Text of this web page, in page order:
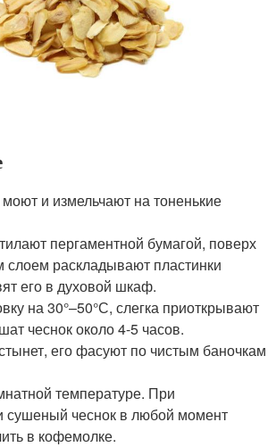
моют и измельчают на тоненькие
пергаментной бумагой, поверх
слоем раскладывают пластинки
его в духовой шкаф.
на 30°–50°С, слегка приоткрывают
чеснок около 4-5 часов.
его фасуют по чистым баночкам
температуре. При
сушеный чеснок в любой момент
в кофемолке.